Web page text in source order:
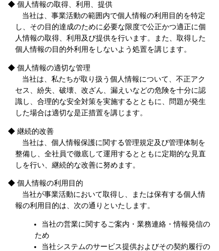
◆ 個人情報の取得、利用、提供
当社は、事業活動の範囲内で個人情報の利用目的を特定
し、その目的達成のために必要な限度で公正かつ適正に個
人情報の取得、利用及び提供を行います。また、取得した
個人情報の目的外利用をしないよう処置を講じます。
◆ 個人情報の適切な管理
当社は、私たちが取り扱う個人情報について、不正アク
セス、紛失、破壊、改ざん、漏えいなどの危険を十分に認
識し、合理的な安全対策を実施するとともに、問題が発生
した場合は適切な是正措置を講じます。
◆ 継続的改善
当社は、個人情報保護に関する管理規定及び管理体制を
整備し、全社員で徹底して運用するとともに定期的な見直
しを行い、継続的な改善に努めます。
◆ 個人情報の利用目的
当社が事業活動において取得し、または保有する個人情
報の利用目的は、次の通りといたします。
当社の営業に関するご案内・業務連絡・情報発信の
ため
当社システムのサービス提供およびその契約履行の